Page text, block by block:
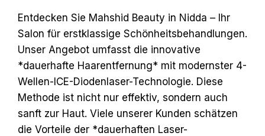
Entdecken Sie Mahshid Beauty in Nidda – Ihr
Salon für erstklassige Schönheitsbehandlungen.
Unser Angebot umfasst die innovative
*dauerhafte Haarentfernung* mit modernster 4-
Wellen-ICE-Diodenlaser-Technologie. Diese
Methode ist nicht nur effektiv, sondern auch
sanft zur Haut. Viele unserer Kunden schätzen
die Vorteile der *dauerhaften Laser-